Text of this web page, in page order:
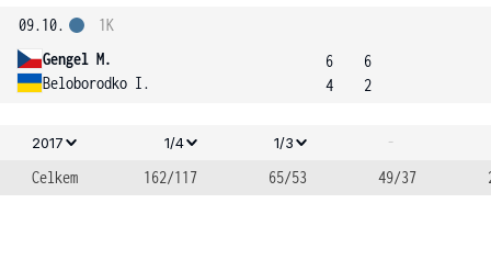
09.10.
Gengel M.
Beloborodko I.
1K
6
4
6
2
2017 1/4 1/3
-
Celkem
162/117 65/53 49/37